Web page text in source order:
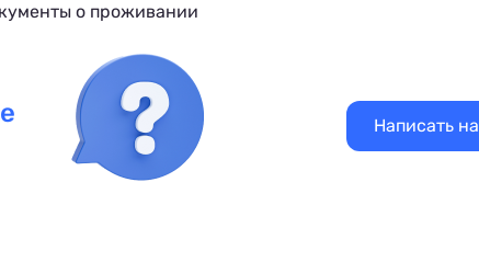
о проживании
Написать